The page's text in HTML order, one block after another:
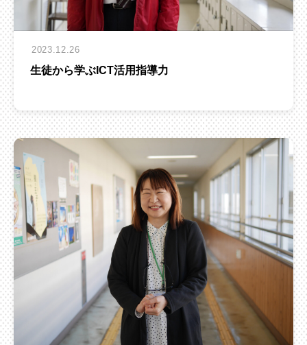
2023.12.26
生徒から学ぶICT活用指導力